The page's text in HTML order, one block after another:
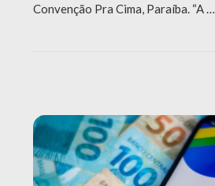
Convenção Pra Cima, Paraíba. “A …